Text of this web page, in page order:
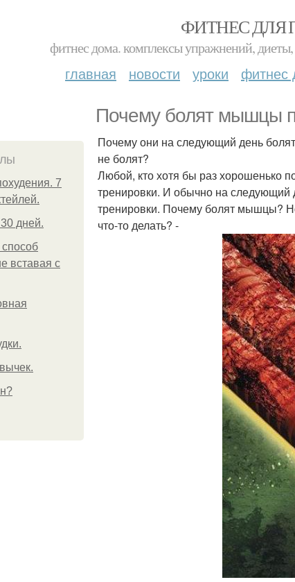
ФИТНЕС ДЛЯ
фитнес дома. комплексы упражнений,
главная новости уроки фитнес
Почему болят мышцы
7
30 дней.
способ
вставая с
Почему они на следующий день
не болят?
Любой, кто хотя бы раз хорошенько
тренировки. И обычно на следующий
тренировки. Почему болят мышцы?
что-то делать? -